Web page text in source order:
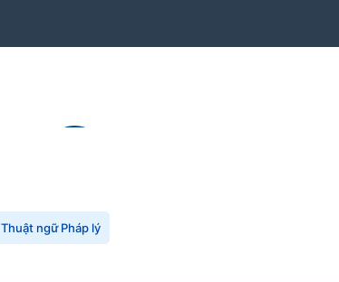
Thuật ngữ Pháp lý